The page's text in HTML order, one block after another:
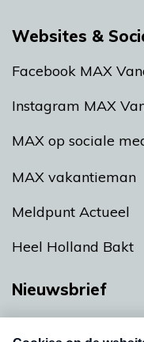
Websites &
Facebook MAX
Instagram MAX
MAX op sociale
MAX vakantieman
Meldpunt Actueel
Heel Holland Bakt
Nieuwsbrief